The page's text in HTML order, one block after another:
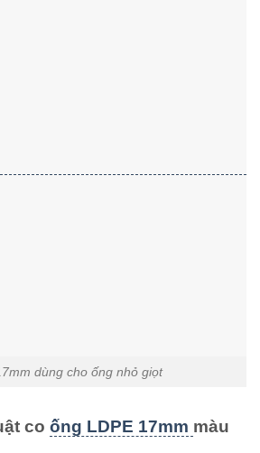
dùng cho ống nhỏ giọt
co ống LDPE 17mm màu